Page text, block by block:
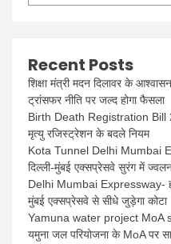
Recent Posts
शिक्षा मंत्री मदन दिलावर के
ट्रांसफर नीति पर जल्द होगा फैसला
Birth Death Registration Bill
मृत्यु रजिस्ट्रेशन के बदले नियम
Kota Tunnel Delhi Mumbai
दिल्ली-मुंबई एक्सप्रेसवे सुरंग में
Delhi Mumbai Expressway-
मुंबई एक्सप्रेसवे से सीधे जुड़ेगा कोटा
Yamuna water project MoA
यमुना जल परियोजना के MoA पर